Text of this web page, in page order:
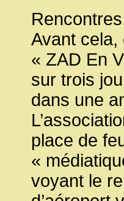
Avant cela,
« ZAD En
sur trois
dans une
place de
«
voyant le